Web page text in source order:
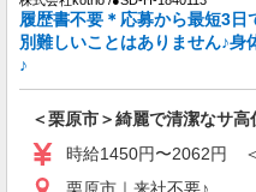
派遣社員
株式会社kotrio /●SD-H-1975314
サポート！
時給1350
通費全支給(
履歴書不要＊応募から最短3日
別難しいことはありません♪身
♪
＜栗原市＞綺麗で清潔なサ
時給1450円〜2062円